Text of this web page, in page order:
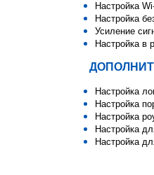
Настройка
Настройка
Усиление
Настройка в
Настройка
Настройка
Настройка
Настройка
Настройка